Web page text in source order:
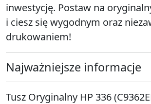
inwestycję. Postaw na
i ciesz się wygodnym oraz
drukowaniem!
Najważniejsze informacje
Tusz Oryginalny HP 336